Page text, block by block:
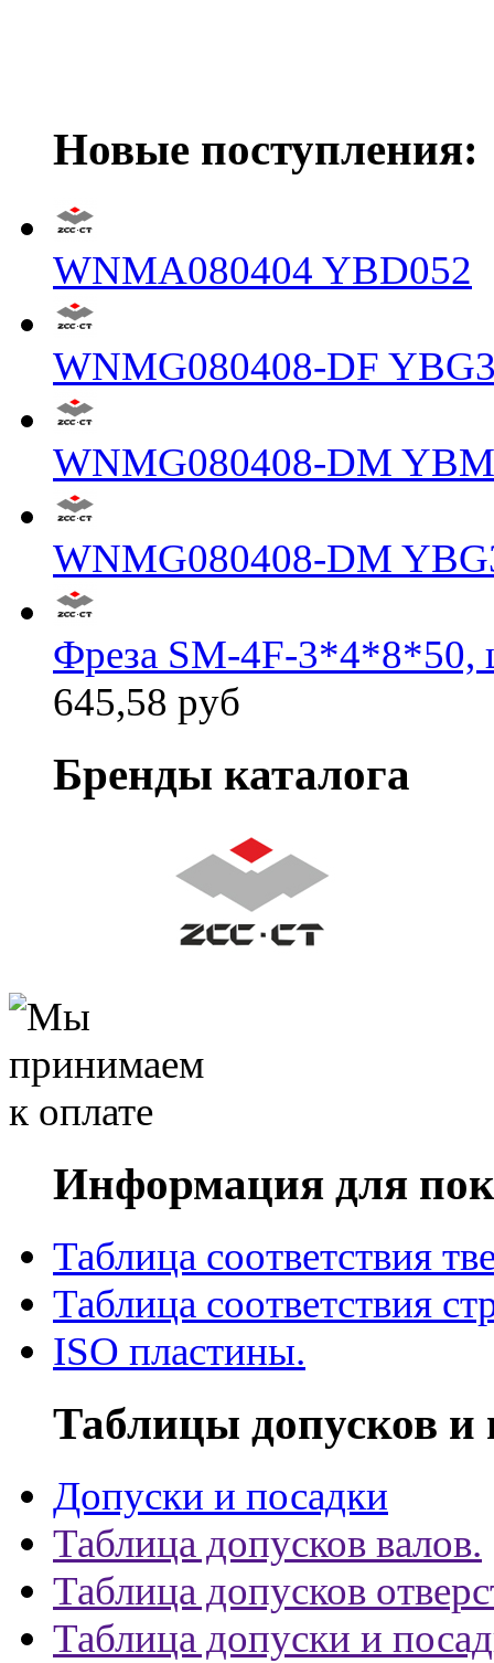
Новые поступления:
WNMA080404 YBD052
WNMG080408-DF
WNMG080408-DM
WNMG080408-DM
Фреза SM-4F-3*4*8*50,
645,58 руб
Бренды каталога
Информация для
Таблица соответствия
Таблица соответствия
ISO пластины.
Таблицы допусков и
Допуски и посадки
Таблица допусков валов.
Таблица допусков
Таблица допуски и